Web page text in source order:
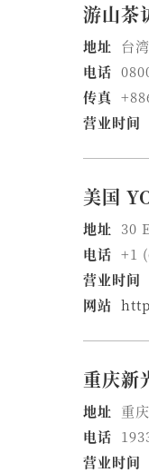
游山茶
地址 台
电话
传真
营业时间
美国
地址 30
电话 +1
营业时间
网站
重庆新
地址 重
电话
营业时间